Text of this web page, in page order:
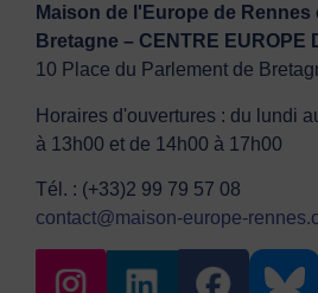
Maison de l'Europe de Rennes
Bretagne – CENTRE EUROPE
10 Place du Parlement de
Horaires d'ouvertures : du lundi
à 13h00 et de 14h00 à 17h00
Tél. : (+33)2 99 79 57 08
contact@maison-europe-